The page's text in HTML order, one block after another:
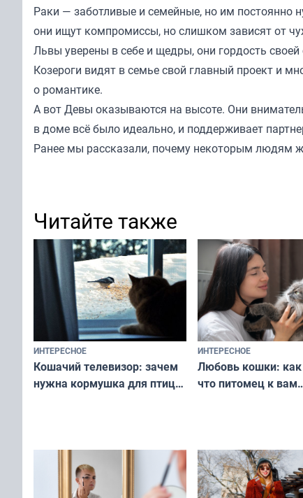
Раки — заботливые и семейные, но им
они ищут компромиссы, но слишком зависят от
Львы уверены в себе и щедры, они гордость
Козероги видят в семье свой главный проект и
о романтике.
А вот Девы оказываются на высоте. Они
в доме всё было идеально, и поддерживает
Ранее мы рассказали, почему некоторым людям
Читайте также
ИНТЕРЕСНОЕ
Кошачий телевизор: зачем
нужна кормушка для птиц
ИНТЕРЕСНОЕ
Любовь кошки: как
что питомец к вам